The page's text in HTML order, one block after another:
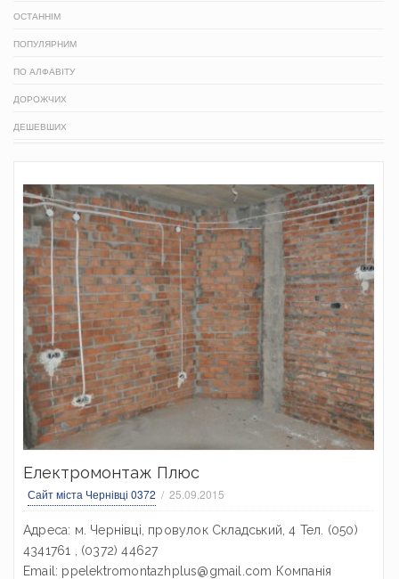
ОСТАННІМ
ПОПУЛЯРНИМ
ПО АЛФАВІТУ
ДОРОЖЧИХ
ДЕШЕВШИХ
Електромонтаж Плюс
Сайт міста Чернівці 0372 25.09.2015
Адреса: м. Чернівці, провулок Складський, 4 Тел. (050)
4341761 , (0372) 44627
Email: ppelektromontazhplus@gmail.com Компанія